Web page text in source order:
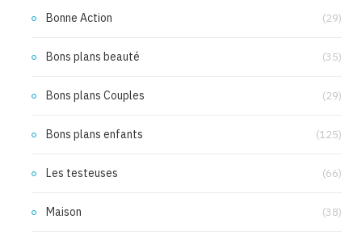
Bonne Action (29)
Bons plans beauté (35)
Bons plans Couples (29)
Bons plans enfants (125)
Les testeuses (66)
Maison (38)